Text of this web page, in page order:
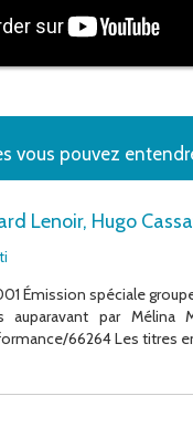
vous pouvez
Lenoir, Hugo
Émission spéciale
auparavant par
66264 Les titres